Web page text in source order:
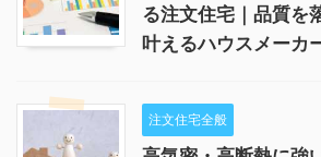
る注文住宅｜品質を
叶えるハウスメーカ
注文住宅全般